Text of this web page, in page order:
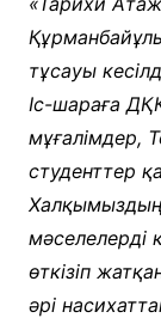
тұсауы
Іс-шараға
мұғалімдер,
студенттер
мәселелерді
өткізіп
әрі